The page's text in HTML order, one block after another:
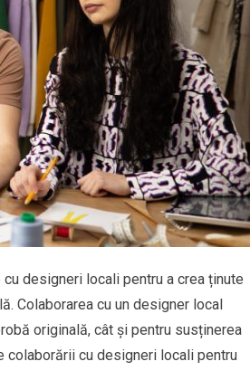
designeri locali pentru a crea ținute
Colaborarea cu un designer local
originală, cât și pentru susținerea
colaborării cu designeri locali pentru